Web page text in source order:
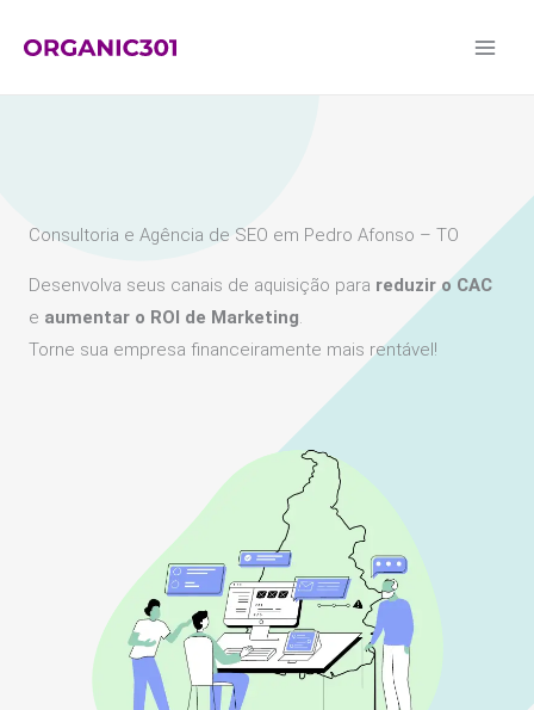
para
Consultoria e Agência de SEO em Pedro Afonso – TO
Desenvolva seus canais de aquisição para reduzir o CAC
e aumentar o ROI de Marketing.
Torne sua empresa financeiramente mais rentável!